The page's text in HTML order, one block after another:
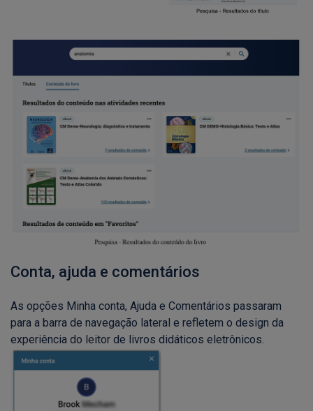
Conta, ajuda e comentários
As opções Minha conta, Ajuda e Comentários passaram
para a barra de navegação lateral e refletem o design da
experiência do leitor de livros didáticos eletrônicos.